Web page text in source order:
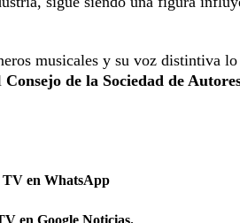
musicales y su voz distintiva
Consejo de la Sociedad de
TV en WhatsApp
en Google Noticias.